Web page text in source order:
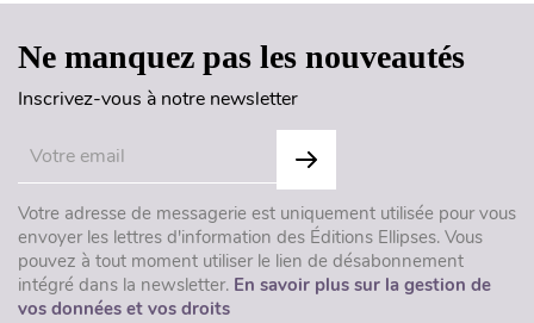
Ne manquez pas les nouveautés
Inscrivez-vous à notre newsletter
Votre adresse de messagerie est uniquement utilisée pour vous
envoyer les lettres d'information des Éditions Ellipses. Vous
pouvez à tout moment utiliser le lien de désabonnement
intégré dans la newsletter. En savoir plus sur la gestion de
vos données et vos droits